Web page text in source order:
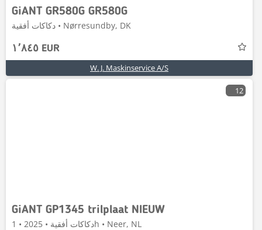
GiANT GR580G GR580G
دكاكات أفقية • Nørresundby, DK
١٬٨٤٥ EUR
W. J. Maskinservice A/S
12
GiANT GP1345 trilplaat NIEUW
دكاكات أفقية • 2025 • 1h • Neer, NL